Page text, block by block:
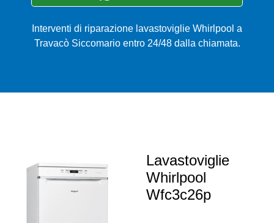
Interventi di riparazione lavastoviglie Whirlpool a
Travacò Siccomario entro 24/48 dalla chiamata.
Lavastoviglie
Whirlpool
Wfc3c26p